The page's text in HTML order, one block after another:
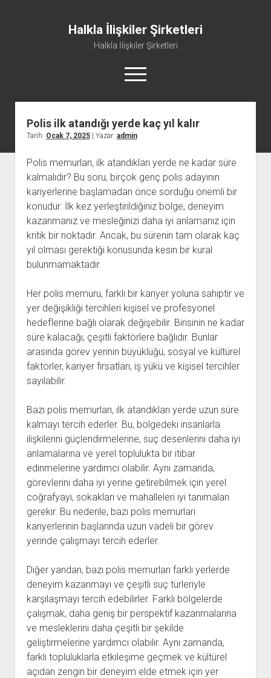
Halkla İlişkiler Şirketleri
Halkla İlişkiler Şirketleri
menüyü
aç
Polis ilk atandığı yerde kaç yıl kalır
Tarih: Ocak 7, 2025| Yazar: admin
Polis memurları, ilk atandıkları yerde ne kadar süre
kalmalıdır? Bu soru, birçok genç polis adayının
kariyerlerine başlamadan önce sorduğu önemli bir
konudur. İlk kez yerleştirildiğiniz bölge, deneyim
kazanmanız ve mesleğinizi daha iyi anlamanız için
kritik bir noktadır. Ancak, bu sürenin tam olarak kaç
yıl olması gerektiği konusunda kesin bir kural
bulunmamaktadır.
Her polis memuru, farklı bir kariyer yoluna sahiptir ve
yer değişikliği tercihleri kişisel ve profesyonel
hedeflerine bağlı olarak değişebilir. Birisinin ne kadar
süre kalacağı, çeşitli faktörlere bağlıdır. Bunlar
arasında görev yerinin büyüklüğü, sosyal ve kültürel
faktörler, kariyer fırsatları, iş yükü ve kişisel tercihler
sayılabilir.
Bazı polis memurları, ilk atandıkları yerde uzun süre
kalmayı tercih ederler. Bu, bölgedeki insanlarla
ilişkilerini güçlendirmelerine, suç desenlerini daha iyi
anlamalarına ve yerel toplulukta bir itibar
edinmelerine yardımcı olabilir. Aynı zamanda,
görevlerini daha iyi yerine getirebilmek için yerel
coğrafyayı, sokakları ve mahalleleri iyi tanımaları
gerekir. Bu nedenle, bazı polis memurları
kariyerlerinin başlarında uzun vadeli bir görev
yerinde çalışmayı tercih ederler.
Diğer yandan, bazı polis memurları farklı yerlerde
deneyim kazanmayı ve çeşitli suç türleriyle
karşılaşmayı tercih edebilirler. Farklı bölgelerde
çalışmak, daha geniş bir perspektif kazanmalarına
ve mesleklerini daha çeşitli bir şekilde
geliştirmelerine yardımcı olabilir. Aynı zamanda,
farklı topluluklarla etkileşime geçmek ve kültürel
açıdan zengin bir deneyim elde etmek için yer